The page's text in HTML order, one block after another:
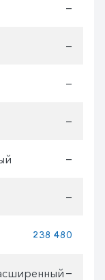
—
—
—
—
—
—
238 480
—